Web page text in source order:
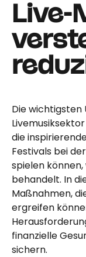
Live-
Die wichtigsten
die
Festivals bei
spielen
behandelt. In
Maßnahmen,
ergreifen
finanzielle
sichern.